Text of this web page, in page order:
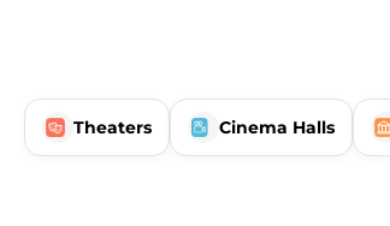
Theaters Cinema Halls